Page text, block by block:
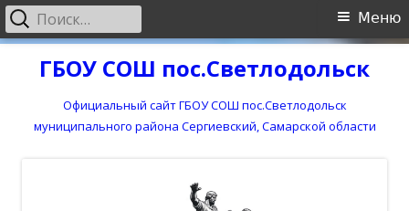
содержимому
ГБОУ СОШ пос.Светлодольск
Официальный сайт ГБОУ СОШ пос.Светлодольск
муниципального района Сергиевский, Самарской области
Основное
меню
Меню
Найти: